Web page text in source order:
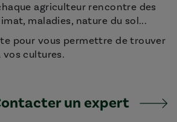
agriculteur rencontre des
maladies, nature du sol...
pour vous permettre de trouver
vos cultures.
un expert